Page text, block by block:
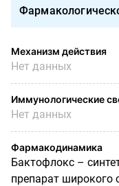
Механизм действия
Нет данных
Иммунологические
Нет данных
Фармакодинамика
Бактофлокс –
препарат широкого